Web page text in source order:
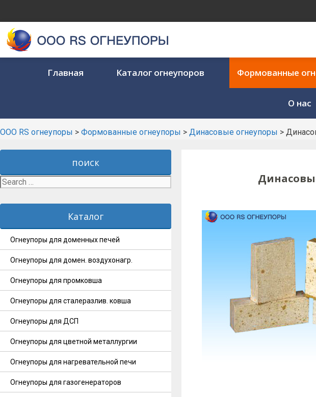
Skip
content
Главная Каталог огнеупоров Формованные
О нас
ООО RS огнеупоры > Формованные огнеупоры > Динасовые огнеупоры >
поиск
Search
for:
Каталог
Огнеупоры для доменных печей
Огнеупоры для домен. воздухонагр.
Огнеупоры для промковша
Огнеупоры для сталеразлив. ковша
Огнеупоры для ДСП
Огнеупоры для цветной металлургии
Огнеупоры для нагревательной печи
Огнеупоры для газогенераторов